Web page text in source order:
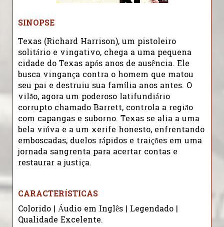
SINOPSE
Texas (Richard Harrison), um pistoleiro
solitário e vingativo, chega a uma pequena
cidade do Texas após anos de ausência. Ele
busca vingança contra o homem que matou
seu pai e destruiu sua família anos antes. O
vilão, agora um poderoso latifundiário
corrupto chamado Barrett, controla a região
com capangas e suborno. Texas se alia a uma
bela viúva e a um xerife honesto, enfrentando
emboscadas, duelos rápidos e traições em uma
jornada sangrenta para acertar contas e
restaurar a justiça.
CARACTERÍSTICAS
Colorido | Áudio em Inglês | Legendado |
Qualidade Excelente.